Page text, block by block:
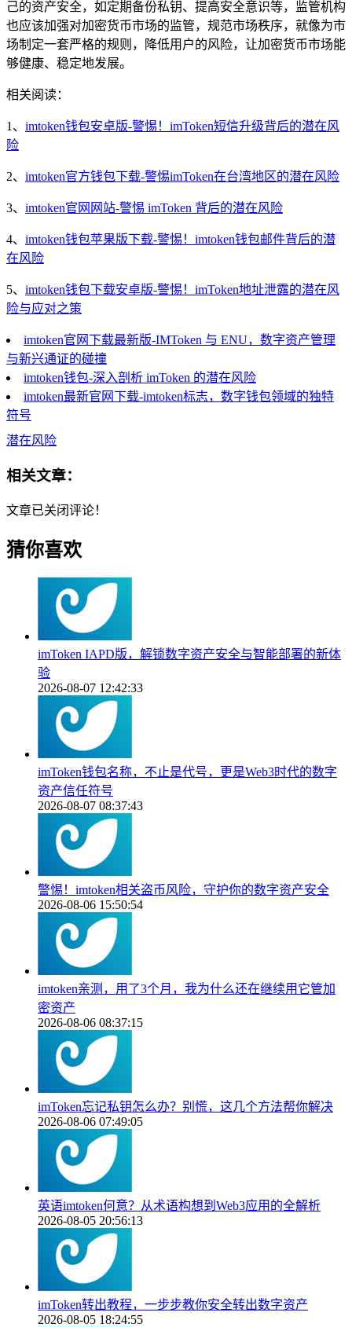
己的资产安全，如定期备份私钥、提高安全意识等，监管机构
也应该加强对加密货币市场的监管，规范市场秩序，就像为市
场制定一套严格的规则，降低用户的风险，让加密货币市场能
够健康、稳定地发展。
相关阅读：
1、 imtoken钱包安卓版-警惕！imToken短信升级背后的潜在风
险
2、 imtoken官方钱包下载-警惕imToken在台湾地区的潜在风险
3、 imtoken官网网站-警惕 imToken 背后的潜在风险
4、 imtoken钱包苹果版下载-警惕！imtoken钱包邮件背后的潜
在风险
5、 imtoken钱包下载安卓版-警惕！imToken地址泄露的潜在风
险与应对之策
imtoken官网下载最新版-IMToken 与 ENU，数字资产管理
与新兴通证的碰撞
imtoken钱包-深入剖析 imToken 的潜在风险
imtoken最新官网下载-imtoken标志，数字钱包领域的独特
符号
潜在风险
相关文章：
文章已关闭评论！
猜你喜欢
imToken IAPD版，解锁数字资产安全与智能部署的新体
验
2026-08-07 12:42:33
imToken钱包名称，不止是代号，更是Web3时代的数字
资产信任符号
2026-08-07 08:37:43
警惕！imtoken相关盗币风险，守护你的数字资产安全
2026-08-06 15:50:54
imtoken亲测，用了3个月，我为什么还在继续用它管加
密资产
2026-08-06 08:37:15
imToken忘记私钥怎么办？别慌，这几个方法帮你解决
2026-08-06 07:49:05
英语imtoken何意？从术语构想到Web3应用的全解析
2026-08-05 20:56:13
imToken转出教程，一步步教你安全转出数字资产
2026-08-05 18:24:55